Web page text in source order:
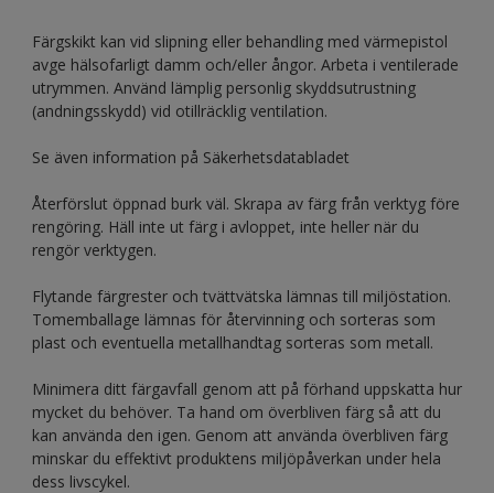
Färgskikt kan vid slipning eller behandling med värmepistol
avge hälsofarligt damm och/eller ångor. Arbeta i ventilerade
utrymmen. Använd lämplig personlig skyddsutrustning
(andningsskydd) vid otillräcklig ventilation.
Se även information på Säkerhetsdatabladet
Återförslut öppnad burk väl. Skrapa av färg från verktyg före
rengöring. Häll inte ut färg i avloppet, inte heller när du
rengör verktygen.
Flytande färgrester och tvättvätska lämnas till miljöstation.
Tomemballage lämnas för återvinning och sorteras som
plast och eventuella metallhandtag sorteras som metall.
Minimera ditt färgavfall genom att på förhand uppskatta hur
mycket du behöver. Ta hand om överbliven färg så att du
kan använda den igen. Genom att använda överbliven färg
minskar du effektivt produktens miljöpåverkan under hela
dess livscykel.